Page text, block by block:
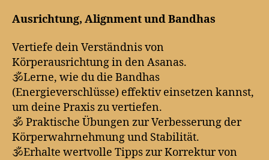
Ausrichtung, Alignment und Bandhas
Vertiefe dein Verständnis von
Körperausrichtung in den Asanas.
🕉️Lerne, wie du die Bandhas
(Energieverschlüsse) effektiv einsetzen kannst,
um deine Praxis zu vertiefen.
🕉️ Praktische Übungen zur Verbesserung der
Körperwahrnehmung und Stabilität.
🕉️Erhalte wertvolle Tipps zur Korrektur von